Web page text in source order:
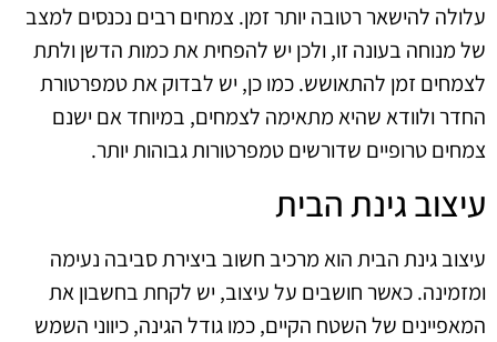
עלולה להישאר רטובה יותר זמן. צמחים רבים נכנסים למצב
של מנוחה בעונה זו, ולכן יש להפחית את כמות הדשן ולתת
לצמחים זמן להתאושש. כמו כן, יש לבדוק את טמפרטורת
החדר ולוודא שהיא מתאימה לצמחים, במיוחד אם ישנם
צמחים טרופיים שדורשים טמפרטורות גבוהות יותר.
עיצוב גינת הבית
עיצוב גינת הבית הוא מרכיב חשוב ביצירת סביבה נעימה
ומזמינה. כאשר חושבים על עיצוב, יש לקחת בחשבון את
המאפיינים של השטח הקיים, כמו גודל הגינה, כיווני השמש